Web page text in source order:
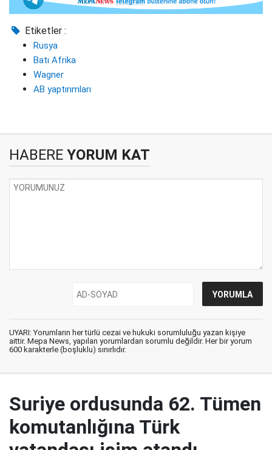
Etiketler :
Rusya
Batı Afrika
Wagner
AB yaptırımları
HABERE YORUM KAT
UYARI: Yorumların her türlü cezai ve hukuki sorumluluğu yazan kişiye
aittir. Mepa News, yapılan yorumlardan sorumlu değildir. Her bir yorum
600 karakterle (boşluklu) sınırlıdır.
Suriye ordusunda 62. Tümen
komutanlığına Türk